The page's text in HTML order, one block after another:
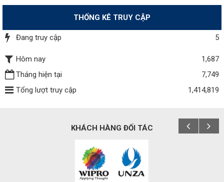
THỐNG KÊ TRUY CẬP
Đang truy cập 5
Hôm nay
1,687
Tháng hiện tại
7,749
Tổng lượt truy cập
1,414,819
KHÁCH HÀNG ĐỐI TÁC